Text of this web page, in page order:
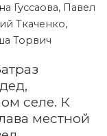
Гуссаова, Павел
Ткаченко,
Торвич
селе. К
местной